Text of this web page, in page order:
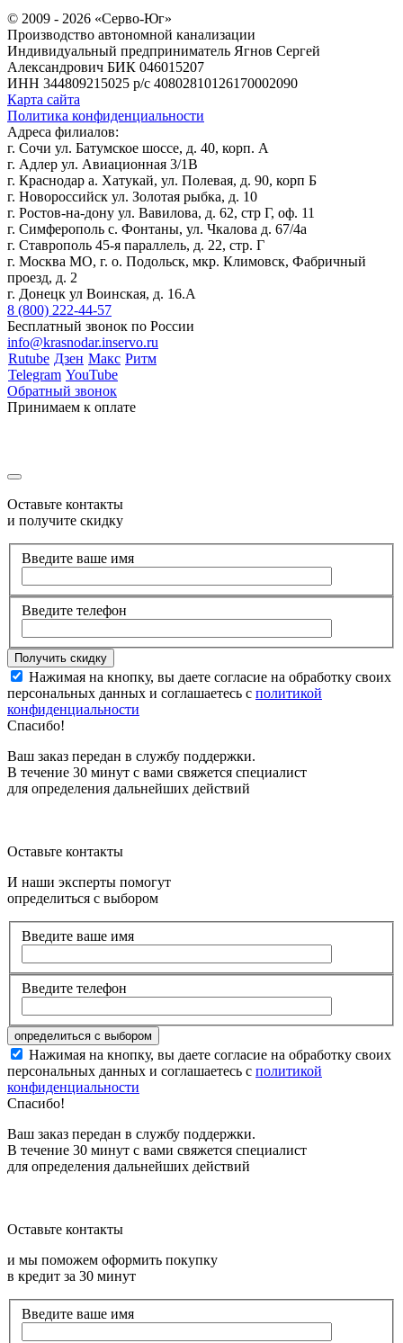
© 2009 - 2026 «Серво-Юг»
Производство автономной канализации
Индивидуальный предприниматель Ягнов Сергей
Александрович БИК 046015207
ИНН 344809215025 р/с 40802810126170002090
Карта сайта
Политика конфиденциальности
Адреса филиалов:
г. Сочи ул. Батумское шоссе, д. 40, корп. А
г. Адлер ул. Авиационная 3/1В
г. Краснодар а. Хатукай, ул. Полевая, д. 90, корп Б
г. Новороссийск ул. Золотая рыбка, д. 10
г. Ростов-на-дону ул. Вавилова, д. 62, стр Г, оф. 11
г. Симферополь с. Фонтаны, ул. Чкалова д. 67/4а
г. Ставрополь 45-я параллель, д. 22, стр. Г
г. Москва МО, г. о. Подольск, мкр. Климовск, Фабричный
проезд, д. 2
г. Донецк ул Воинская, д. 16.А
8 (800) 222-44-57
Бесплатный звонок по России
info@krasnodar.inservo.ru
Rutube Дзен Макс Ритм
Telegram YouTube
Обратный звонок
Принимаем к оплате
Оставьте контакты
и получите скидку
Введите ваше имя
Введите телефон
Нажимая на кнопку, вы даете согласие на обработку своих
персональных данных и соглашаетесь с политикой
конфиденциальности
Спасибо!
Ваш заказ передан в службу поддержки.
В течение 30 минут с вами свяжется специалист
для определения дальнейших действий
Оставьте контакты
И наши эксперты помогут
определиться с выбором
Введите ваше имя
Введите телефон
Нажимая на кнопку, вы даете согласие на обработку своих
персональных данных и соглашаетесь с политикой
конфиденциальности
Спасибо!
Ваш заказ передан в службу поддержки.
В течение 30 минут с вами свяжется специалист
для определения дальнейших действий
Оставьте контакты
и мы поможем оформить покупку
в кредит за 30 минут
Введите ваше имя